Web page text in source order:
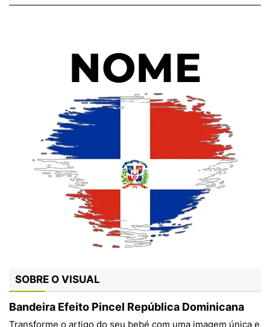
SOBRE O VISUAL
Bandeira Efeito Pincel República Dominicana
Transforme o artigo do seu bebé com uma imagem única e